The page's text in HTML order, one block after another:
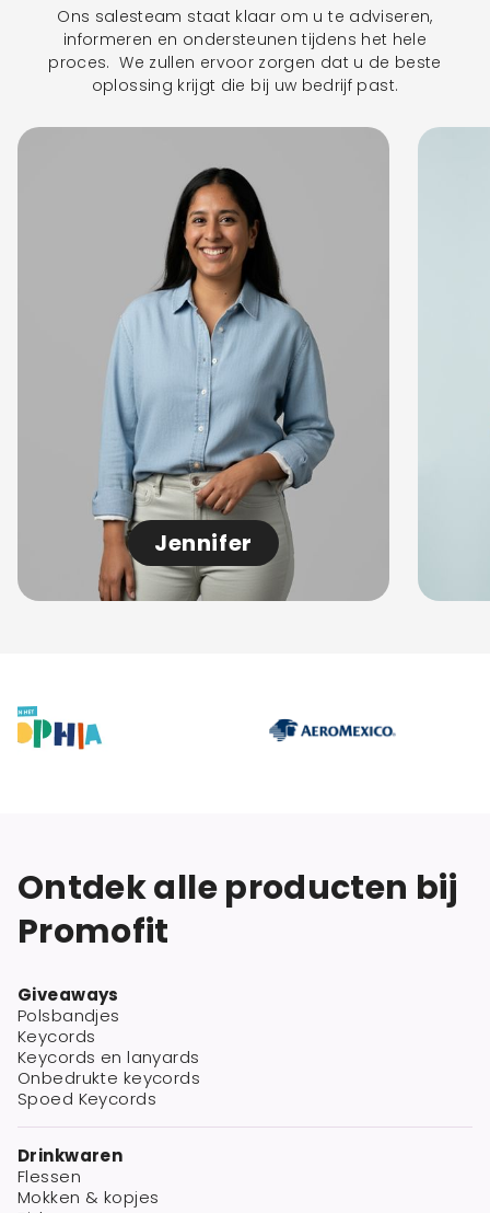
Ons salesteam staat klaar om u te adviseren,
informeren en ondersteunen tijdens het hele
proces. We zullen ervoor zorgen dat u de beste
oplossing krijgt die bij uw bedrijf past.
Jennifer
Ontdek alle producten bij
Promofit
Giveaways
Polsbandjes
Keycords
Keycords en lanyards
Onbedrukte keycords
Spoed Keycords
Drinkwaren
Flessen
Mokken & kopjes